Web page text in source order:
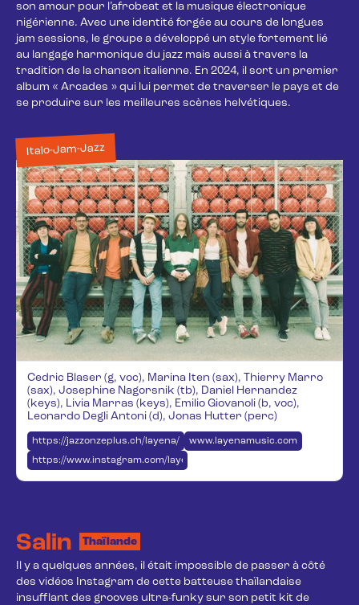
son amour pour l’afrobeat et la musique électronique
nigérienne. Avec une identité forgée au cours de longues
jam sessions, le groupe a développé un style fortement lié
au langage harmonique du jazz mais aussi à travers la
tradition de la chanson italienne. En 2024, il sort un premier
album « Arcades » qui lui permet de traverser le pays et de
se produire sur les meilleures scènes helvétiques.
Italo-Jam-Jazz
Cedric Blaser (g, voc), Marina Iten (sax), Thierry Marro
(sax), Josephine Nagorsnik (tb), Daniel Hernandez
(keys), Livia Marras (keys), Emilio Giovanoli (b, voc),
Leonardo Degli Antoni (d), Jonas Hutter (perc)
https://jazzonzeplus.ch/layena/
www.layenamusic.com
https://www.instagram.com/layena.music/
Salin
Thaïlande
Il y a quelques années, il était impossible de passer à côté
des vidéos Instagram de cette batteuse thaïlandaise
insufflant des grooves ultra-funky sur son petit kit de